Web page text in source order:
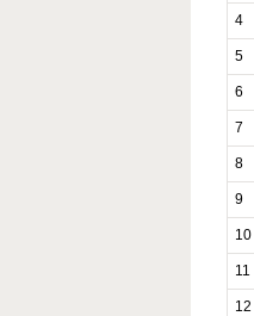
4
5
6
7
8
9
10
11
12